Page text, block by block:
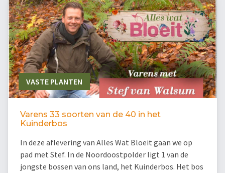
VASTE PLANTEN
Varens 33 soorten van de 40 in het
Kuinderbos
In deze aflevering van Alles Wat Bloeit gaan we op
pad met Stef. In de Noordoostpolder ligt 1 van de
jongste bossen van ons land, het Kuinderbos. Het bos